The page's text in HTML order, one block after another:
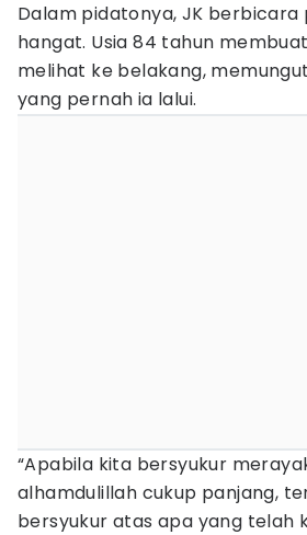
Dalam pidatonya, JK berbicara
hangat. Usia 84 tahun
melihat ke belakang,
yang pernah ia lalui.
“Apabila kita bersyukur
alhamdulillah cukup panjang,
bersyukur atas apa yang telah